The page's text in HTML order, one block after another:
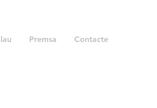
Premsa Contacte